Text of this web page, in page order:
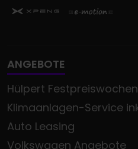
ANGEBOTE
Hülpert
Klimaanlagen-Service
Auto Leasing
Volkswagen Angebote